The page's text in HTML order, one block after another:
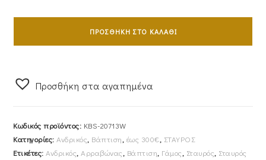
Σταυρός
Με
Λευκόχρυσος
20713W
ποσότητα
ΠΡΟΣΘΉΚΗ ΣΤΟ ΚΑΛΆΘΙ
Προσθήκη στα αγαπημένα
Κωδικός προϊόντος: KBS-20713W
Κατηγορίες: Ανδρικός, Βάπτιση, έως 300€, ΣΤΑΥΡΟΣ
Ετικέτες: Ανδρικός, Αρραβώνας, Βάπτιση, Γάμος, Σταυρός, Σταυρός